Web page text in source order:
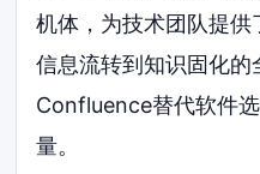
机体，为技术团队提
信息流转到知识固化
Confluence替代软件
量。